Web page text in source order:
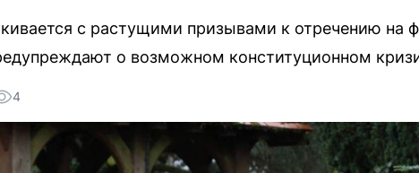
с растущими призывами к отречению на
о возможном конституционном
4